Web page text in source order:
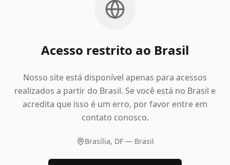
Acesso restrito ao Brasil
Nosso site está disponível apenas para acessos
realizados a partir do Brasil. Se você está no Brasil e
acredita que isso é um erro, por favor entre em
contato conosco.
Brasília, DF — Brasil